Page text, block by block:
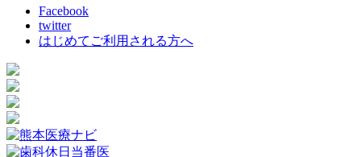
Facebook
twitter
はじめてご利用される方へ